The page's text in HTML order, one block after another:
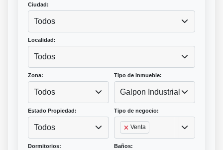
Ciudad:
Todos
Localidad:
Todos
Zona:
Todos
Tipo de inmueble:
Galpon Industrial
Estado Propiedad:
Todos
Tipo de negocio:
Venta
Dormitorios: Baños: